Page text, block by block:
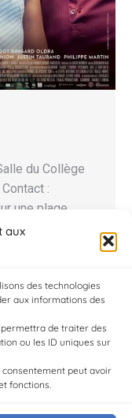
aux
des technologies
aux informations des
de traiter des
ou les ID uniques sur
peut avoir
fonctions.
du Collège
:
une plage,
de
Si l’on…